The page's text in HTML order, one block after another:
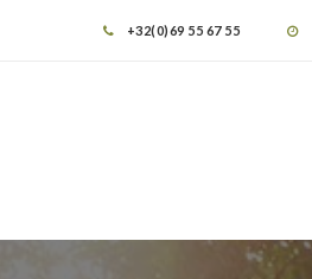
+32(0)69 55 67 55